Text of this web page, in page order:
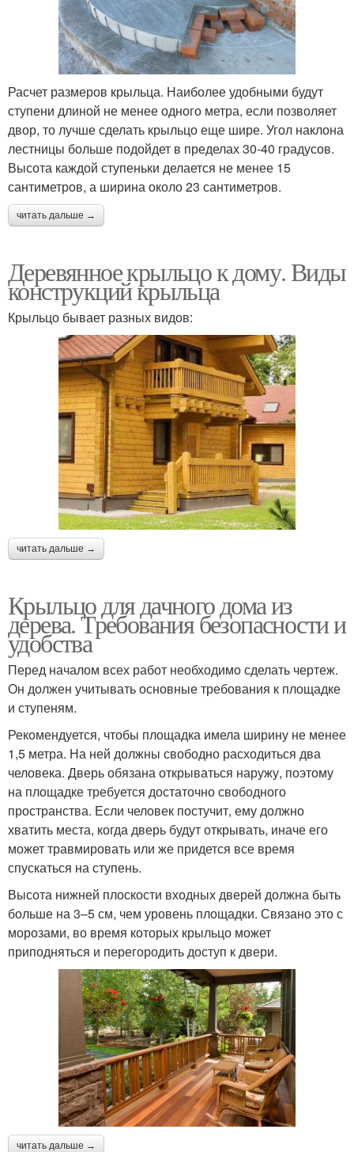
Расчет размеров крыльца. Наиболее удобными будут
ступени длиной не менее одного метра, если позволяет
двор, то лучше сделать крыльцо еще шире. Угол наклона
лестницы больше подойдет в пределах 30-40 градусов.
Высота каждой ступеньки делается не менее 15
сантиметров, а ширина около 23 сантиметров.
читать дальше →
Деревянное крыльцо к дому. Виды
конструкций крыльца
Крыльцо бывает разных видов:
читать дальше →
Крыльцо для дачного дома из
дерева. Требования безопасности и
удобства
Перед началом всех работ необходимо сделать чертеж.
Он должен учитывать основные требования к площадке
и ступеням.
Рекомендуется, чтобы площадка имела ширину не менее
1,5 метра. На ней должны свободно расходиться два
человека. Дверь обязана открываться наружу, поэтому
на площадке требуется достаточно свободного
пространства. Если человек постучит, ему должно
хватить места, когда дверь будут открывать, иначе его
может травмировать или же придется все время
спускаться на ступень.
Высота нижней плоскости входных дверей должна быть
больше на 3–5 см, чем уровень площадки. Связано это с
морозами, во время которых крыльцо может
приподняться и перегородить доступ к двери.
читать дальше →